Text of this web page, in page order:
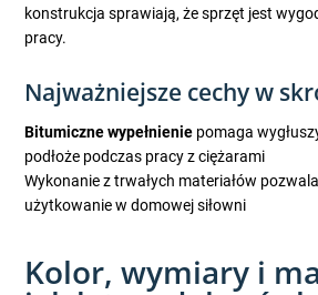
konstrukcja sprawiają, że sprzęt jest
pracy.
Najważniejsze cechy w
Bitumiczne wypełnienie pomaga
podłoże podczas pracy z ciężarami
Wykonanie z trwałych materiałów
użytkowanie w domowej siłowni
Kolor, wymiary i